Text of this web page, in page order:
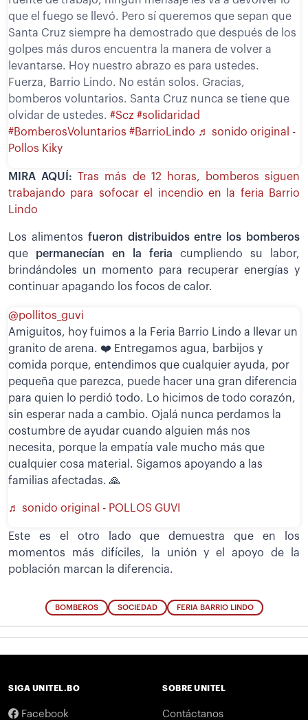
que el fuego se llevó. Pero sí queremos que sepan que
Santa Cruz siempre ha demostrado que después de los
golpes más duros encuentra la manera de volver a
levantarse. Hoy nuestro abrazo es para ustedes.
Fuerza, Barrio Lindo. No están solos. Gracias,
bomberos voluntarios. Santa Cruz nunca se tiene que
olvidar de ustedes. #Scz #solidaridad
#BomberosVoluntarios #BarrioLindo ♬ sonido original -
Pollos Kiky
MIRA AQUÍ: Tras más de 12 horas, bomberos siguen
trabajando para sofocar el incendio en la feria Barrio
Lindo
Los alimentos fueron distribuidos entre los bomberos
que permanecían en la feria cumpliendo su labor,
brindándoles un momento para recuperar energías y
continuar apagando los focos de calor.
@pollitos_guvi
Amiguitos, hoy fuimos a la Feria Barrio Lindo a llevar un
granito de arena. ❤️ Entregamos agua, barbijos y
comida porque, entendimos que cualquier ayuda, por
pequeña que parezca, puede hacer una gran diferencia
para quien lo perdió todo. Lo hicimos de todo corazón,
sin esperar nada a cambio. Ojalá nunca perdamos la
costumbre de ayudar cuando alguien más nos
necesita, porque la empatía vale mucho más que
cualquier cosa material. Sigamos apoyando a las
familias afectadas. 🙏
♬ sonido original - POLLOS GUVI
Este es el otro lado que demuestra que en los
momentos más difíciles, la unión y el apoyo de la
población marcan la diferencia.
BOMBEROS SOCIEDAD FERIA BARRIO LINDO
SIGA UNITEL.BO
Facebook
SOBRE UNITEL
Contáctanos